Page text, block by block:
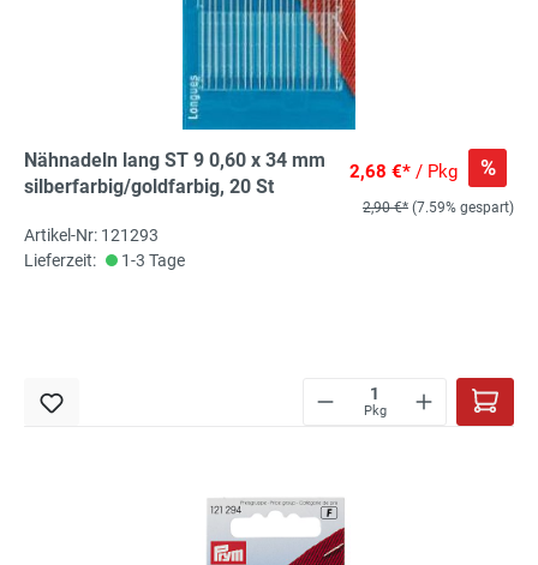
Nähnadeln lang ST 9 0,60 x 34 mm
silberfarbig/goldfarbig, 20 St
2,68 €* / Pkg %
2,90 €* (7.59% gespart)
Artikel-Nr: 121293
Lieferzeit:
1-3 Tage
Pkg